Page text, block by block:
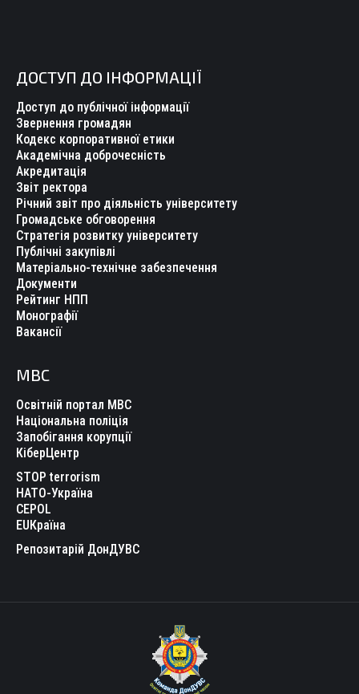
ДОСТУП ДО ІНФОРМАЦІЇ
Доступ до публічної інформації
Звернення громадян
Кодекс корпоративної етики
Академічна доброчесність
Акредитація
Звіт ректора
Річний звіт про діяльність університету
Громадське обговорення
Стратегія розвитку університету
Публічні закупівлі
Матеріально-технічне забезпечення
Документи
Рейтинг НПП
Монографії
Вакансії
МВС
Освітній портал МВС
Національна поліція
Запобігання корупції
КіберЦентр
STOP terrorism
НАТО-Україна
CEPOL
EUКраїна
Репозитарій ДонДУВС